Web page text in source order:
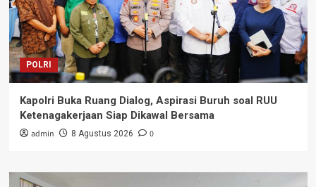
POLRI
Kapolri Buka Ruang Dialog, Aspirasi Buruh soal RUU
Ketenagakerjaan Siap Dikawal Bersama
admin 8 Agustus 2026 0